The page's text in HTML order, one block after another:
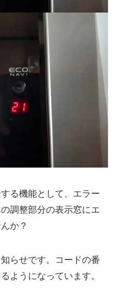
る機能として、エラー
調整部分の表示窓にエ
か？
らせです。コードの番
ようになっています。